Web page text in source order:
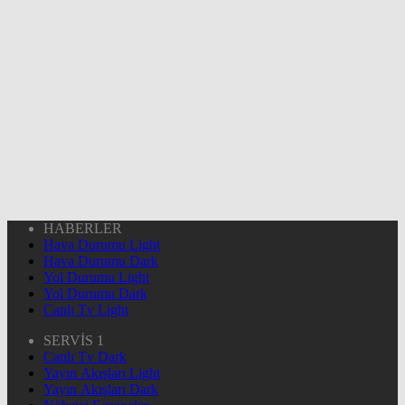
HABERLER
Hava Durumu Light
Hava Durumu Dark
Yol Durumu Light
Yol Durumu Dark
Canlı Tv Light
SERVİS 1
Canlı Tv Dark
Yayın Akışları Light
Yayın Akışları Dark